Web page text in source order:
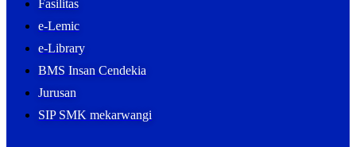
Fasilitas
e-Lemic
e-Library
BMS Insan Cendekia
Jurusan
SIP SMK mekarwangi